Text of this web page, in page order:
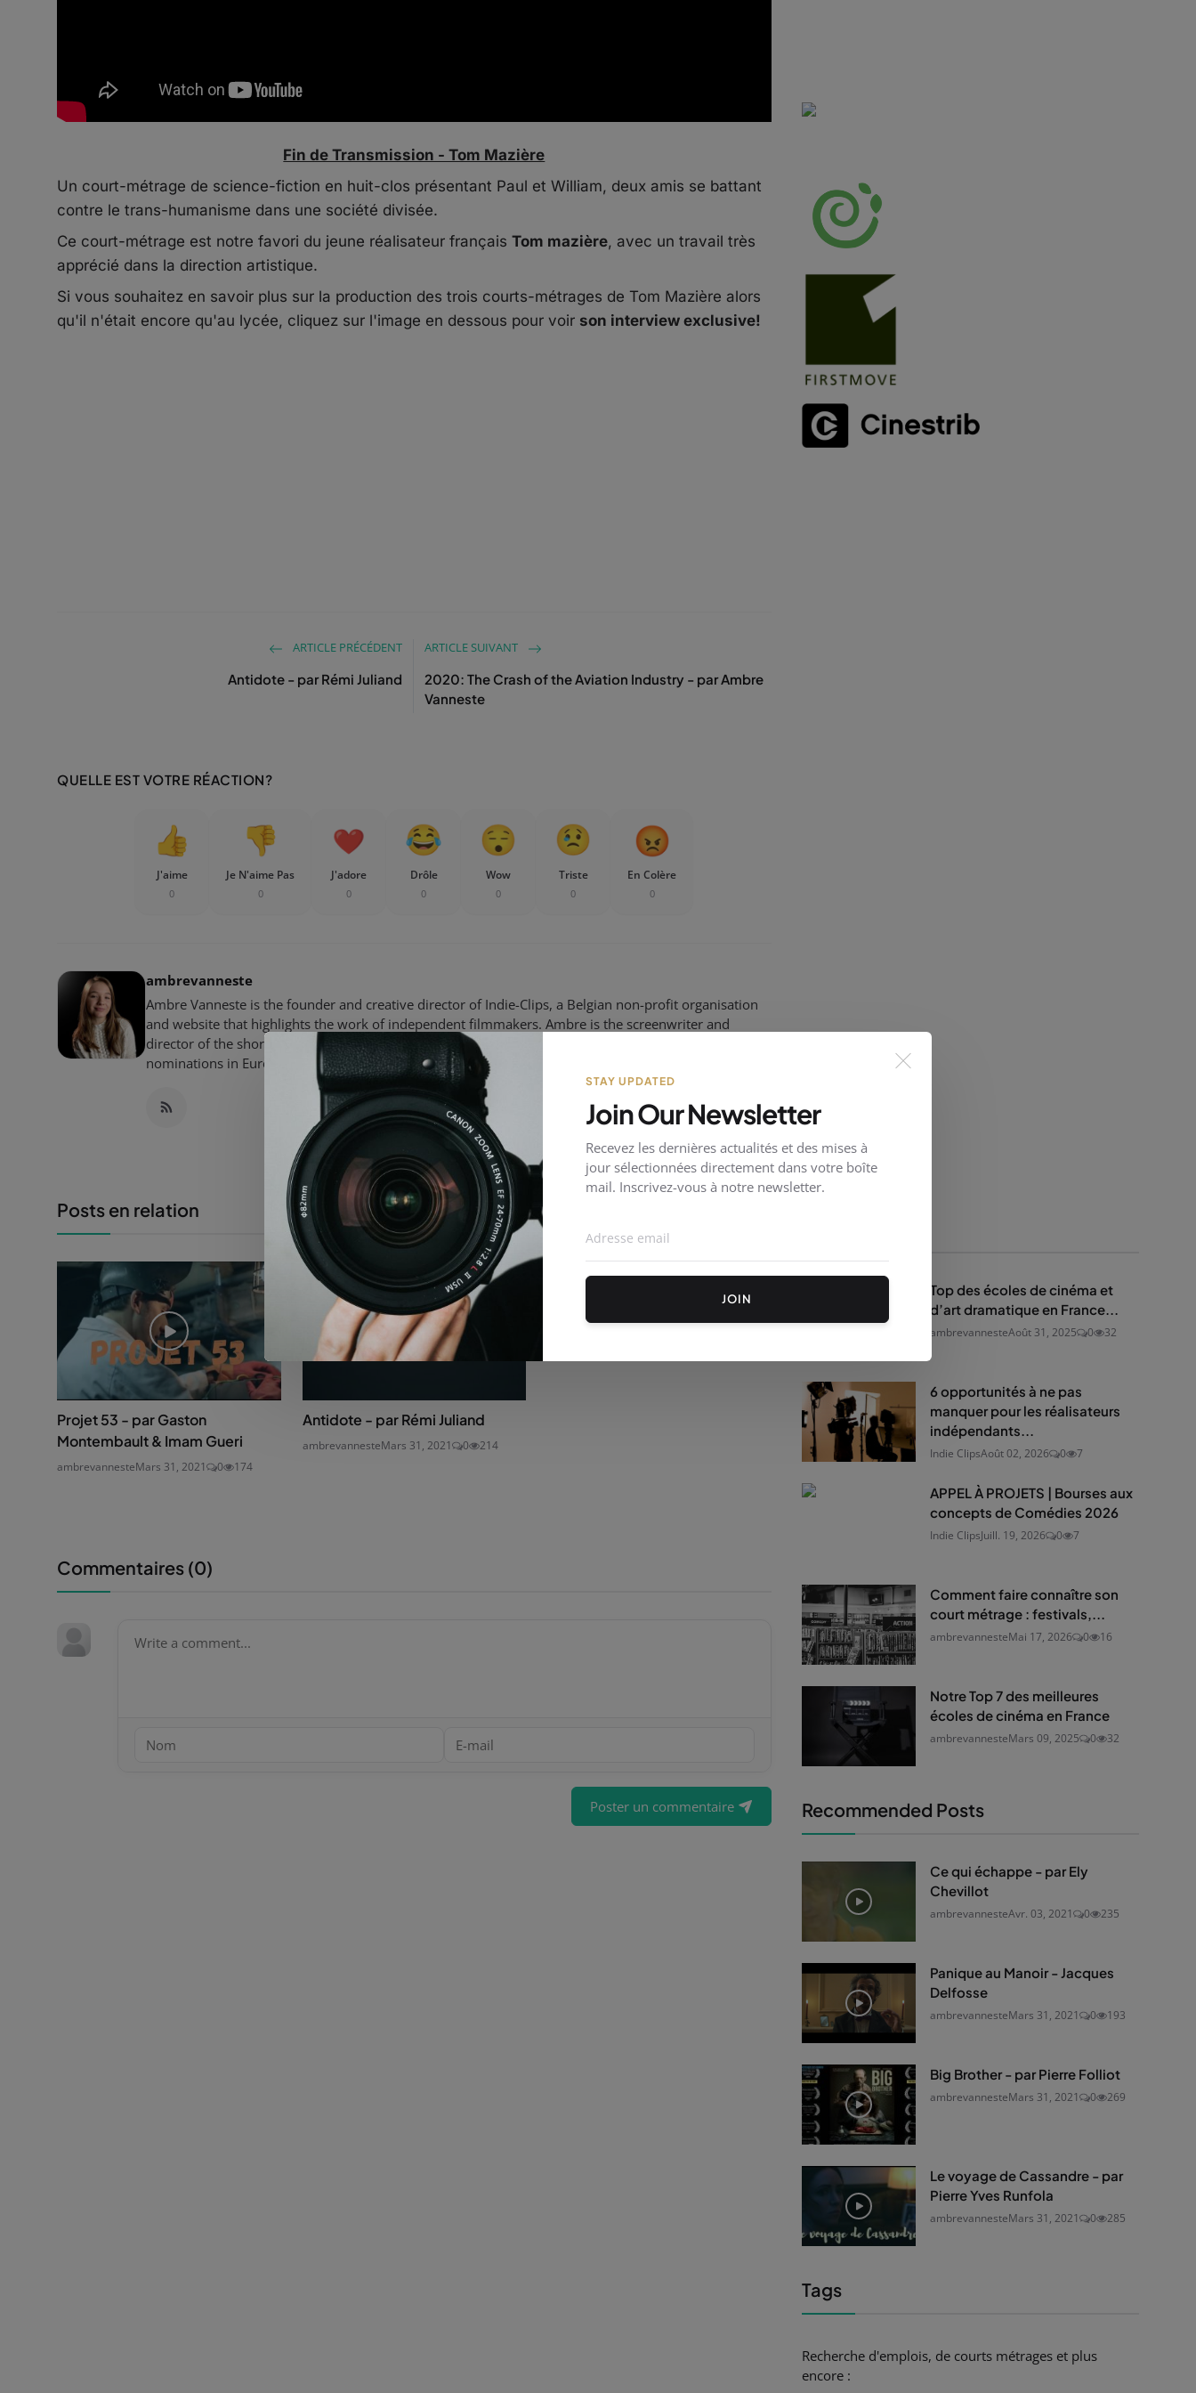
Fin de Transmission - Tom Mazière
Un court-métrage de science-fiction en huit-clos présentant Paul et William, deux amis se battant
contre le trans-humanisme dans une société divisée.
Ce court-métrage est notre favori du jeune réalisateur français Tom mazière, avec un travail très
apprécié dans la direction artistique.
Si vous souhaitez en savoir plus sur la production des trois courts-métrages de Tom Mazière alors
qu'il n'était encore qu'au lycée, cliquez sur l'image en dessous pour voir son interview exclusive!
ARTICLE PRÉCÉDENT
Antidote - par Rémi Juliand
ARTICLE SUIVANT
2020: The Crash of the Aviation Industry - par Ambre
Vanneste
QUELLE EST VOTRE RÉACTION?
J'aime
0
Je N'aime Pas
0
J'adore
0
Drôle
0
Wow
0
Triste
0
En Colère
0
ambrevanneste
Ambre Vanneste is the founder and creative director of Indie-Clips, a Belgian non-profit organisation
and website that highlights the work of independent filmmakers. Ambre is the screenwriter and
director of the short films "The Perfect Boyfriend List" and "Un Peu d'Audace", having received several
nominations in European Festivals.
Posts en relation
Projet 53 - par Gaston
Montembault & Imam Gueri
ambrevannesteMars 31, 2021 0 174
Antidote - par Rémi Juliand
ambrevannesteMars 31, 2021 0 214
Commentaires (0)
Poster un commentaire
Top des écoles de cinéma et
d’art dramatique en France...
ambrevannesteAoût 31, 2025 0 32
6 opportunités à ne pas
manquer pour les réalisateurs
indépendants...
Indie ClipsAoût 02, 2026 0 7
APPEL À PROJETS | Bourses aux
concepts de Comédies 2026
Indie ClipsJuill. 19, 2026 0 7
Comment faire connaître son
court métrage : festivals,...
ambrevannesteMai 17, 2026 0 16
Notre Top 7 des meilleures
écoles de cinéma en France
ambrevannesteMars 09, 2025 0 32
Recommended Posts
Ce qui échappe - par Ely
Chevillot
ambrevannesteAvr. 03, 2021 0 235
Panique au Manoir - Jacques
Delfosse
ambrevannesteMars 31, 2021 0 193
Big Brother - par Pierre Folliot
ambrevannesteMars 31, 2021 0 269
Le voyage de Cassandre - par
Pierre Yves Runfola
ambrevannesteMars 31, 2021 0 285
Tags
Recherche d'emplois, de courts métrages et plus
encore :
STAY UPDATED
Join Our Newsletter
Recevez les dernières actualités et des mises à
jour sélectionnées directement dans votre boîte
mail. Inscrivez-vous à notre newsletter.
JOIN